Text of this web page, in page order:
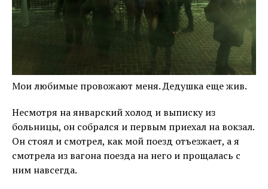
Мои любимые провожают меня. Дедушка еще жив.
Несмотря на январский холод и выписку из
больницы, он собрался и первым приехал на вокзал.
Он стоял и смотрел, как мой поезд отъезжает, а я
смотрела из вагона поезда на него и прощалась с
ним навсегда.